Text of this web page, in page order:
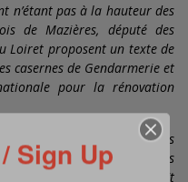
n’étant pas à la hauteur des
de Mazières, député des
Loiret proposent un texte de
casernes de Gendarmerie et
pour la rénovation
en faveur des collèges
de l’enveloppe de 5 Mds
2014-2024, il paraît
Sign Up